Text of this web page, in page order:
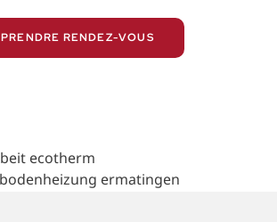
PRENDRE RENDEZ-VOUS